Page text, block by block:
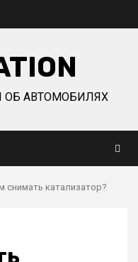
ОБ АВТОМОБИЛЯХ
снимать катализатор?